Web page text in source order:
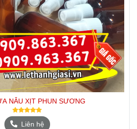
NÂU XỊT PHUN SƯƠNG
Liên hệ